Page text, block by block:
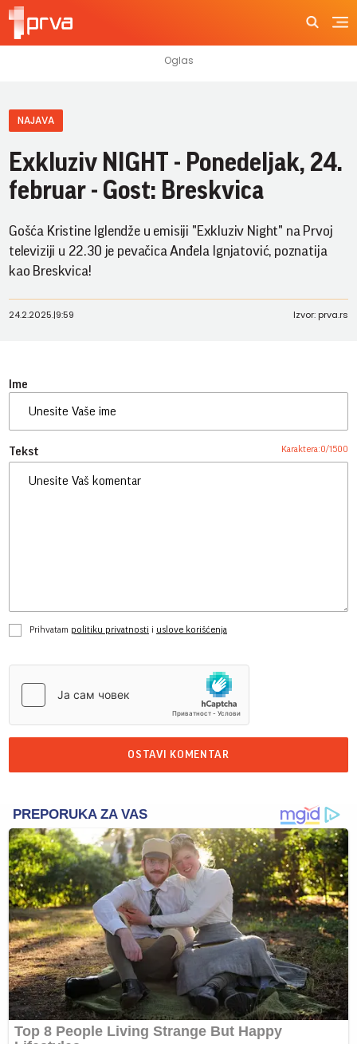
NAJAVA
Exkluziv NIGHT - Ponedeljak, 24.
februar - Gost: Breskvica
Gošća Kristine Iglendže u emisiji "Exkluziv Night" na Prvoj
televiziji u 22.30 je pevačica Anđela Ignjatović, poznatija
kao Breskvica!
24.2.2025.|9:59 Izvor: prva.rs
Ime
Tekst Karaktera:0/1500
Prihvatam politiku privatnosti i uslove korišćenja
OSTAVI KOMENTAR